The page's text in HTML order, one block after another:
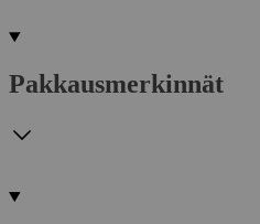
Pakkausmerkinnät